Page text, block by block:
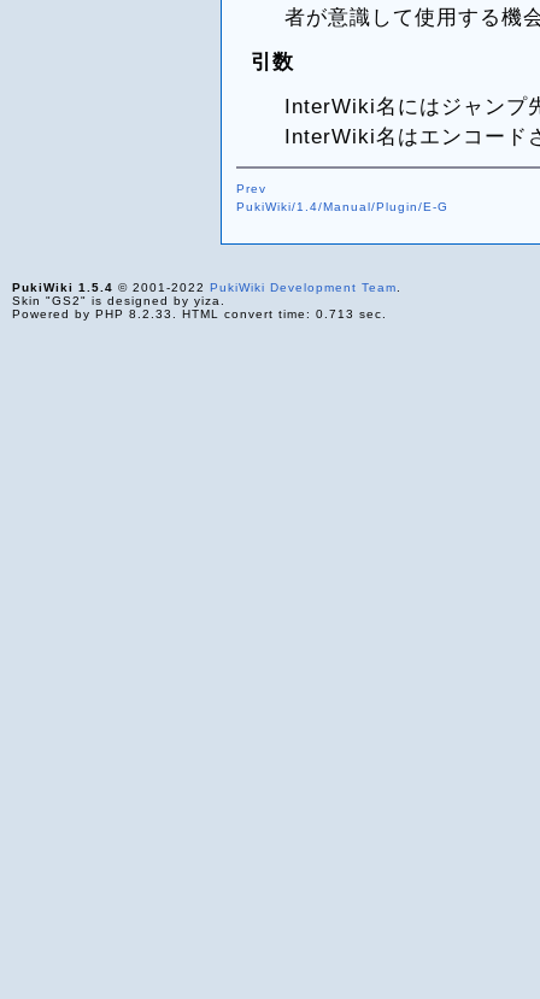
者が意識して使用する機
引数
InterWiki名にはジャンプ
InterWiki名はエンコード
Prev
PukiWiki/1.4/Manual/Plugin/E-G
PukiWiki 1.5.4 © 2001-2022 PukiWiki Development Team
Skin "GS2" is designed by yiza.
Powered by PHP 8.2.33. HTML convert time: 0.713 sec.